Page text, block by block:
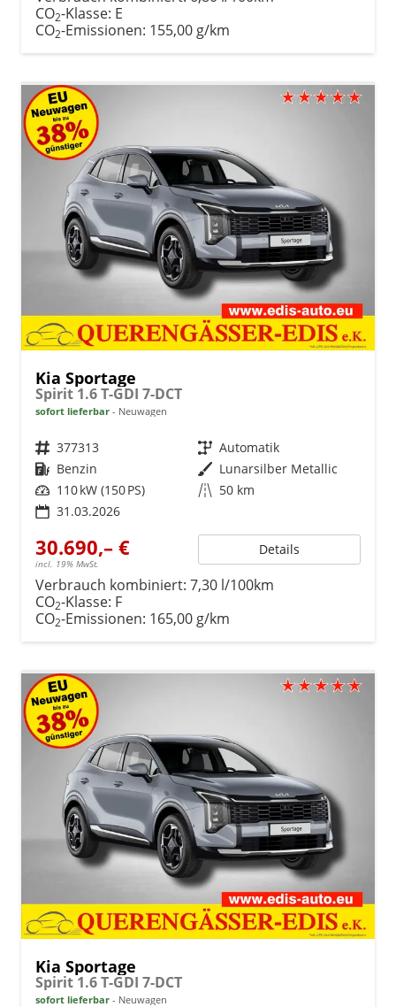
CO2-Klasse: E
CO2-Emissionen: 155,00 g/km
Kia Sportage
Spirit 1.6 T-GDI 7-DCT
sofort lieferbar Neuwagen
Fahrzeugnr. 377313 Getriebe Automatik
Kraftstoff Benzin Außenfarbe Lunarsilber Metallic
Leistung 110 kW (150 PS) Kilometerstand 50 km
31.03.2026
30.690,– €
incl. 19% MwSt.
Details
Verbrauch kombiniert: 7,30 l/100km
CO2-Klasse: F
CO2-Emissionen: 165,00 g/km
Kia Sportage
Spirit 1.6 T-GDI 7-DCT
sofort lieferbar Neuwagen